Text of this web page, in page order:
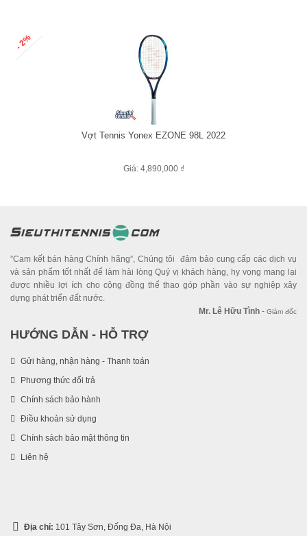
- 2%
Vợt Tennis Yonex EZONE 98L 2022
Giá: 4,890,000 ₫
”Cam kết bán hàng Chính hãng”, Chúng tôi đảm bảo cung cấp các dịch vụ
và sản phẩm tốt nhất để làm hài lòng Quý vị khách hàng, hy vọng mang lại
được nhiều lợi ích cho cộng đồng thể thao góp phần vào sự nghiệp xây
dựng phát triển đất nước.
Mr. Lê Hữu Tình - Giám đốc
HƯỚNG DẪN - HỖ TRỢ
Gửi hàng, nhận hàng - Thanh toán
Phương thức đổi trả
Chính sách bảo hành
Điều khoản sử dụng
Chính sách bảo mật thông tin
Liên hệ
Địa chỉ: 101 Tây Sơn, Đống Đa, Hà Nội